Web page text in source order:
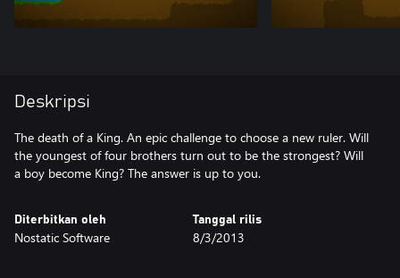
Deskripsi
The death of a King. An epic challenge to choose a new ruler. Will
the youngest of four brothers turn out to be the strongest? Will
a boy become King? The answer is up to you.
Diterbitkan oleh
Nostatic Software
Tanggal rilis
8/3/2013